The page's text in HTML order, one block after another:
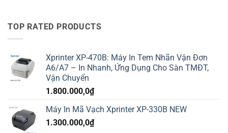
TOP RATED PRODUCTS
Xprinter XP-470B: Máy In Tem Nhãn Vận Đơn
A6/A7 – In Nhanh, Ứng Dụng Cho Sàn TMĐT,
Vận Chuyển
1.800.000,0₫
Máy In Mã Vạch Xprinter XP-330B NEW
1.300.000,0₫